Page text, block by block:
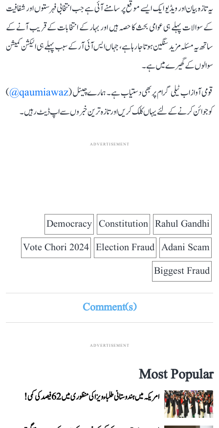
یہ تازہ بیان اور ویڈیو ایک ایسے موقع پر سامنے آئی ہے جب انتخابی فہرستوں اور شفافیت
کے سوالات پہلے ہی عوامی بحث کا حصہ ہیں اور بہار کے انتخابات کے قریب آنے کے
ساتھ یہ مسئلہ مزید سنگین ہوتا جا رہا ہے، جہاں ایس آئی آر کے سبب پہلے ہی الیکشن کمیشن
سوالوں کے گھیرے میں ہے۔
قومی آواز اب ٹیلی گرام پر بھی دستیاب ہے۔ ہمارے چینل (qaumiawaz@
)
کو جوائن کرنے کے لئے یہاں کلک کریں اور تازہ ترین خبروں سے اپ ڈیٹ رہیں۔
ADVERTISEMENT
Rahul Gandhi
Constitution
Democracy
Adani Scam
Election Fraud
Vote Chori 2024
Biggest Fraud
Comment(s)
ADVERTISEMENT
Most Popular
امریکہ میں ہندوستانی طلباء ویزا کی منظوری میں 62 فیصد کی کمی!